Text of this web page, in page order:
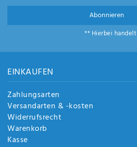
Abonnieren
** Hierbei
EINKAUFEN
Zahlungsarten
Versandarten & -kosten
Widerrufsrecht
Warenkorb
Kasse